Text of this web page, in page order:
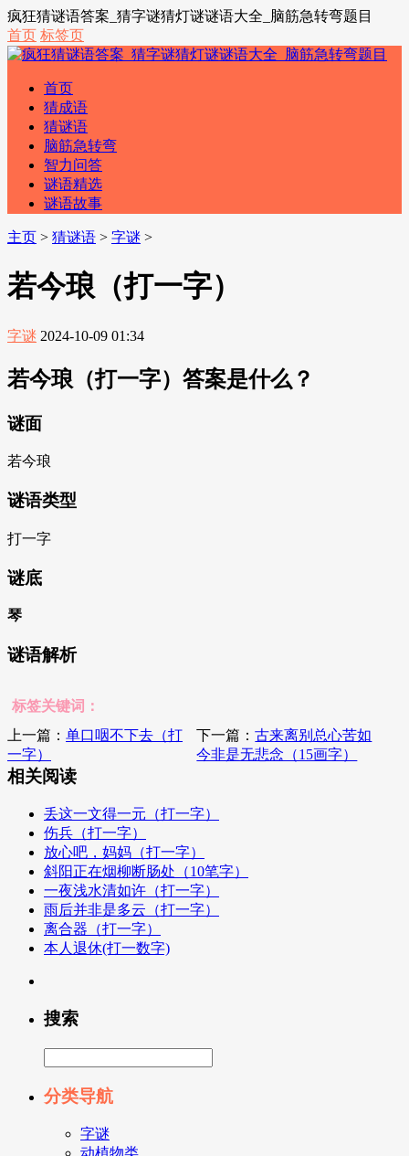
疯狂猜谜语答案_猜字谜猜灯谜谜语大全_脑筋急转弯题目
首页 标签页
首页
猜成语
猜谜语
脑筋急转弯
智力问答
谜语精选
谜语故事
主页 > 猜谜语 > 字谜 >
若今琅（打一字）
字谜 2024-10-09 01:34
若今琅（打一字）答案是什么？
谜面
若今琅
谜语类型
打一字
谜底
琴
谜语解析
标签关键词：
上一篇： 单口咽不下去（打
一字）
下一篇：古来离别总心苦如
今非是无悲念（15画字）
相关阅读
丢这一文得一元（打一字）
伤兵（打一字）
放心吧，妈妈（打一字）
斜阳正在烟柳断肠处（10笔字）
一夜浅水清如许（打一字）
雨后并非是多云（打一字）
离合器（打一字）
本人退休(打一数字)
搜索
分类导航
字谜